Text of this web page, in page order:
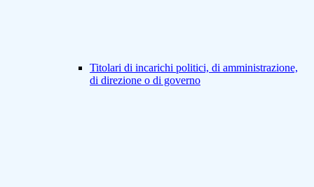
Titolari di incarichi politici, di amministrazione,
di direzione o di governo